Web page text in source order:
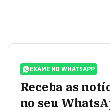
EXAME NO WHATSAPP
Receba as
no seu